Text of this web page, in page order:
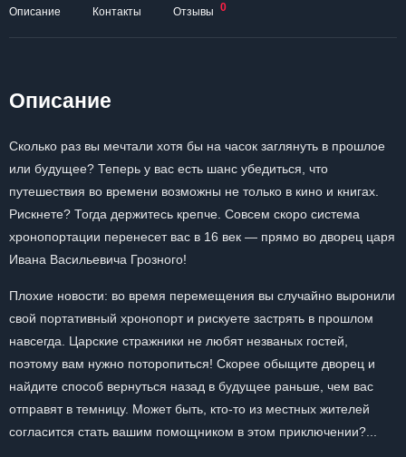
Описание Контакты Отзывы 0
Описание
Сколько раз вы мечтали хотя бы на часок заглянуть в прошлое
или будущее? Теперь у вас есть шанс убедиться, что
путешествия во времени возможны не только в кино и книгах.
Рискнете? Тогда держитесь крепче. Совсем скоро система
хронопортации перенесет вас в 16 век — прямо во дворец царя
Ивана Васильевича Грозного!
Плохие новости: во время перемещения вы случайно выронили
свой портативный хронопорт и рискуете застрять в прошлом
навсегда. Царские стражники не любят незваных гостей,
поэтому вам нужно поторопиться! Скорее обыщите дворец и
найдите способ вернуться назад в будущее раньше, чем вас
отправят в темницу. Может быть, кто-то из местных жителей
согласится стать вашим помощником в этом приключении?...